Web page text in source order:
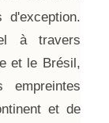
à travers
et le Brésil,
et de